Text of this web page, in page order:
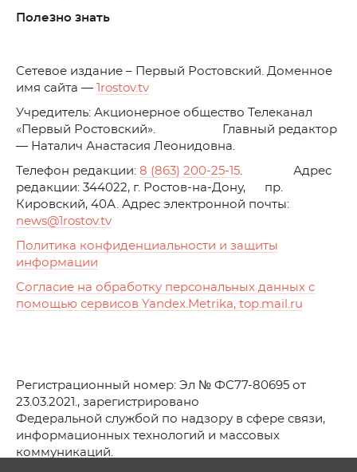
Полезно знать
Cетевое издание – Первый Ростовский. Доменное
имя сайта —
1rostov.tv
Учредитель: Акционерное общество Телеканал
«Первый Ростовский». Главный редактор
— Наталич Анастасия Леонидовна.
Телефон редакции: 8 (863) 200-25-15. Адрес
редакции: 344022, г. Ростов-на-Дону, пр.
Кировский, 40А. Адрес электронной почты:
news@1rostov.tv
Политика конфиденциальности и защиты
информации
Согласие на обработку персональных данных с
помощью сервисов Yandex.Metrika, top.mail.ru
Регистрационный номер: Эл № ФС77-80695 от
23.03.2021., зарегистрировано
Федеральной службой по надзору в сфере связи,
информационных технологий и массовых
коммуникаций.